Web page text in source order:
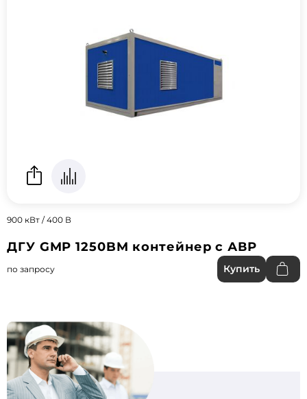
900 кВт / 400 В
ДГУ GMP 1250BM контейнер с АВР
по запросу Купить